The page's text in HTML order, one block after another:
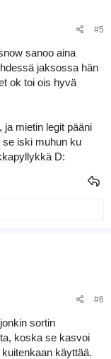
#5
sanoo aina
jaksossa hän
ok toi ois hyvä
mietin legit pääni
se iski muhun ku
D:
#6
sortin
koska se kasvoi
käyttää.